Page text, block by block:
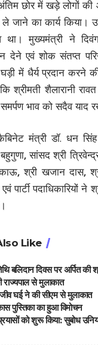
छोर में खड़े लोगों
जाने का कार्य किया।
था। मुख्यमंत्री ने
देने एवं शोक संतप्त
में धैर्य प्रदान करने
श्रीमती शैलारानी
भाव को सदैव याद
मंत्री डॉ. धन सिंह
,सांसद श्री
,श्री खजान दास,
पार्टी पदाधिकारियों ने
Like
बलिदान दिवस पर अर्पित की
से मुलाकात
घई ने की सीएम से मुलाकात
पुस्तिका का हुआ विमोचन
को शुरू किया: सुबोध